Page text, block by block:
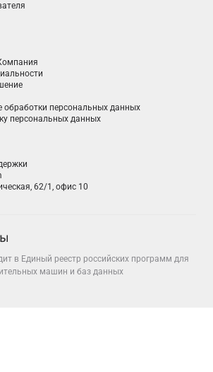
обработки персональных данных
персональных данных
62/1, офис 10
в Единый реестр российских программ для
машин и баз данных